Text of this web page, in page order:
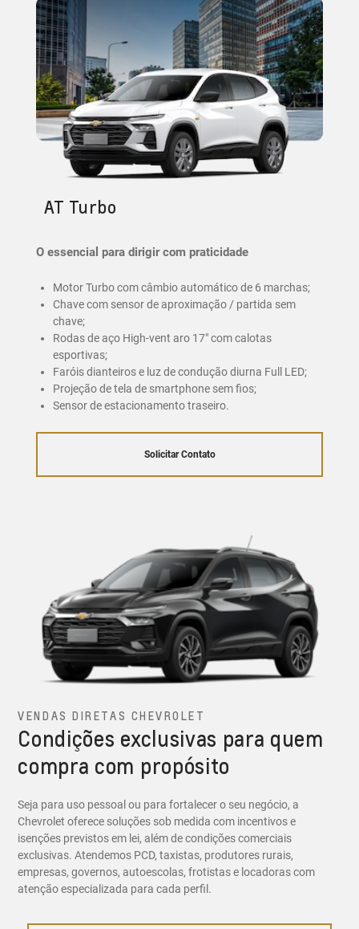
AT Turbo
O essencial para dirigir com praticidade
Motor Turbo com câmbio automático de 6 marchas;
Chave com sensor de aproximação / partida sem
chave;
Rodas de aço High-vent aro 17" com calotas
esportivas;
Faróis dianteiros e luz de condução diurna Full LED;
Projeção de tela de smartphone sem fios;
Sensor de estacionamento traseiro.
Solicitar Contato
VENDAS DIRETAS CHEVROLET
Condições exclusivas para quem
compra com propósito
Seja para uso pessoal ou para fortalecer o seu negócio, a
Chevrolet oferece soluções sob medida com incentivos e
isenções previstos em lei, além de condições comerciais
exclusivas. Atendemos PCD, taxistas, produtores rurais,
empresas, governos, autoescolas, frotistas e locadoras com
atenção especializada para cada perfil.